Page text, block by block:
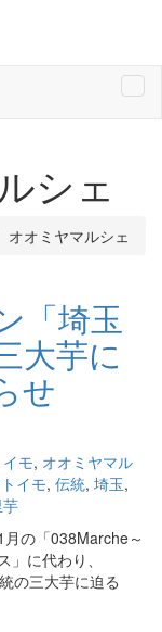
シェ
オオミヤマルシェ
「埼玉
大芋に
せ
イモ, オオミヤマル
イモ, 伝統, 埼玉,
芋
の「038Marche～
に代わり、
の三大芋に迫る